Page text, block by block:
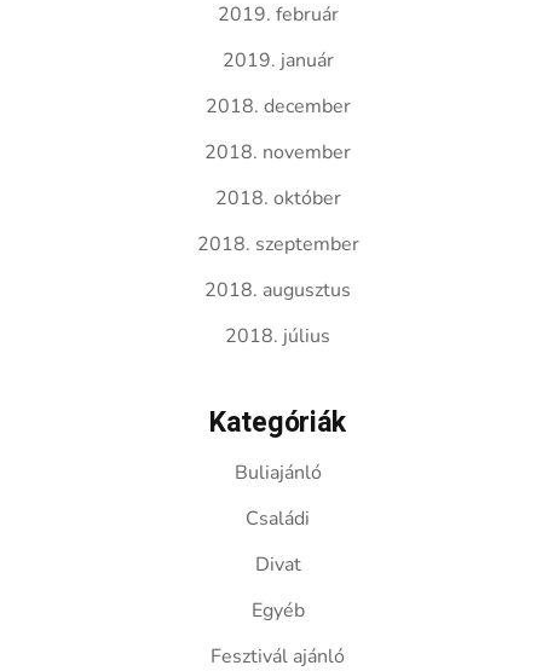
2019. február
2019. január
2018. december
2018. november
2018. október
2018. szeptember
2018. augusztus
2018. július
Kategóriák
Buliajánló
Családi
Divat
Egyéb
Fesztivál ajánló